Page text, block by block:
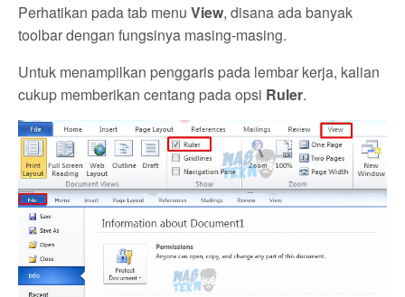
Perhatikan pada tab menuView, disana ada banyak
toolbar dengan fungsinya masing-masing.
Untuk menampilkan penggaris pada lembar kerja, kalian
cukup memberikan centang pada opsi Ruler.